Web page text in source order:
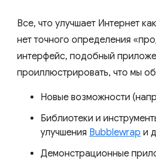
Все, что улучшает Интернет
нет точного определения
интерфейс, подобный
проиллюстрировать, что мы
Новые возможности
Библиотеки и
улучшения Bubblewrap и
Демонстрационные